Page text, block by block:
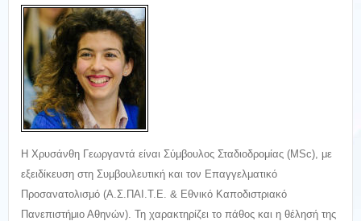
Η Χρυσάνθη Γεωργαντά είναι Σύμβουλος Σταδιοδρομίας (ΜSc), με
εξειδίκευση στη Συμβουλευτική και τον Επαγγελματικό
Προσανατολισμό (Α.Σ.ΠΑΙ.Τ.Ε. & Εθνικό Καποδιστριακό
Πανεπιστήμιο Αθηνών). Τη χαρακτηρίζει το πάθος και η θέλησή της